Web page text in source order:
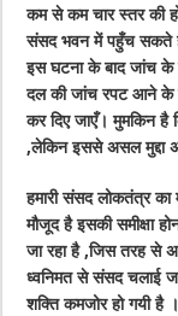
कम से कम चार स्तर की
संसद भवन में पहुँच सकते
इस घटना के बाद जांच के
दल की जांच रपट आने के
कर दिए जाएँ। मुमकिन है
,लेकिन इससे असल मुद्दा
हमारी संसद लोकतंत्र का
मौजूद है इसकी समीक्षा
जा रहा है ,जिस तरह से
ध्वनिमत से संसद चलाई
शक्ति कमजोर हो गयी